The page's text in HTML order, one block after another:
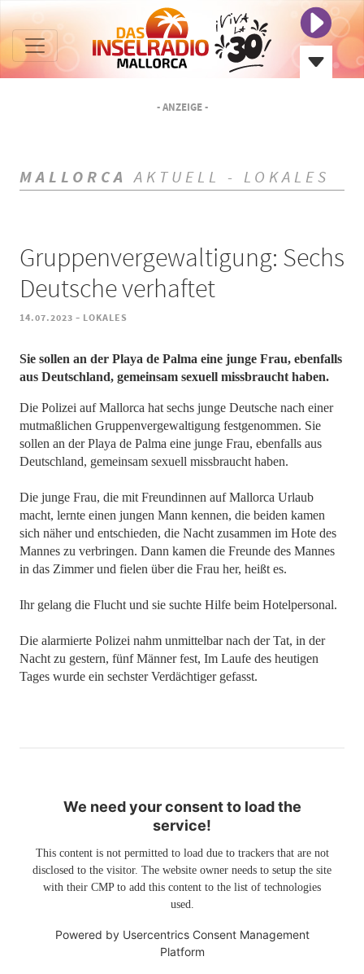
- ANZEIGE -
MALLORCA AKTUELL - LOKALES
Gruppenvergewaltigung: Sechs
Deutsche verhaftet
14.07.2023 - LOKALES
Sie sollen an der Playa de Palma eine junge Frau, ebenfalls
aus Deutschland, gemeinsam sexuell missbraucht haben.
Die Polizei auf Mallorca hat sechs junge Deutsche nach einer
mutmaßlichen Gruppenvergewaltigung festgenommen. Sie
sollen an der Playa de Palma eine junge Frau, ebenfalls aus
Deutschland, gemeinsam sexuell missbraucht haben.
Die junge Frau, die mit Freundinnen auf Mallorca Urlaub
macht, lernte einen jungen Mann kennen, die beiden kamen
sich näher und entschieden, die Nacht zusammen im Hote des
Mannes zu verbringen. Dann kamen die Freunde des Mannes
in das Zimmer und fielen über die Frau her, heißt es.
Ihr gelang die Flucht und sie suchte Hilfe beim Hotelpersonal.
Die alarmierte Polizei nahm unmittelbar nach der Tat, in der
Nacht zu gestern, fünf Männer fest, Im Laufe des heutigen
Tages wurde ein sechster Verdächtiger gefasst.
We need your consent to load the
service!
This content is not permitted to load due to trackers that are not
disclosed to the visitor. The website owner needs to setup the site
with their CMP to add this content to the list of technologies
used.
Powered by Usercentrics Consent Management
Platform